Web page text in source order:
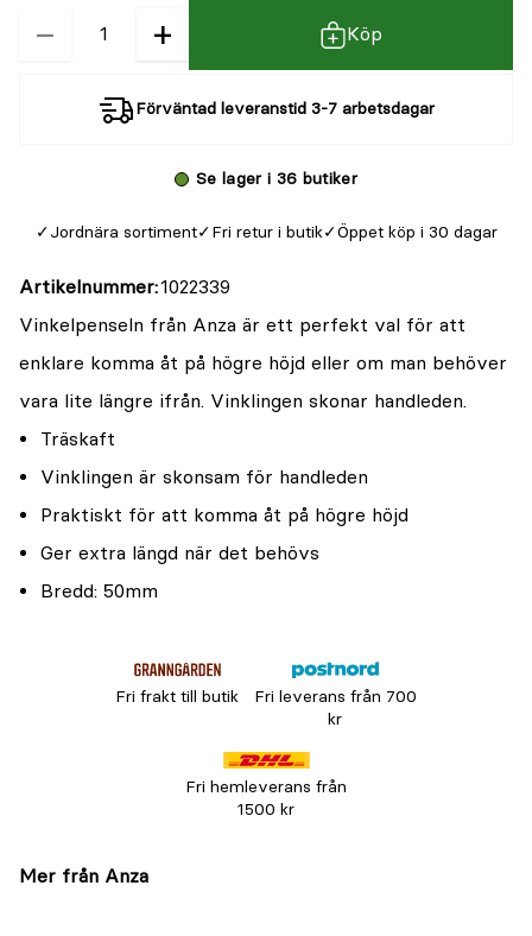
−
Kvantitet + Köp
Förväntad leveranstid 3-7 arbetsdagar
Se lager i 36 butiker
Jordnära sortiment Fri retur i butik Öppet köp i 30 dagar
Artikelnummer 1022339
Vinkelpenseln från Anza är ett perfekt val för att
enklare komma åt på högre höjd eller om man behöver
vara lite längre ifrån. Vinklingen skonar handleden.
Träskaft
Vinklingen är skonsam för handleden
Praktiskt för att komma åt på högre höjd
Ger extra längd när det behövs
Bredd: 50mm
Fri frakt till butik
Fri leverans från 700
kr
Fri hemleverans från
1500 kr
Mer från Anza